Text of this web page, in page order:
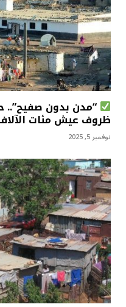
“مدن بدون صفيح”..
ظروف عيش مئات
نوفمبر 5, 2025